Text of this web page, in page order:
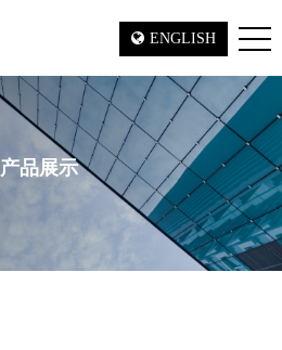
ENGLISH
产品展示